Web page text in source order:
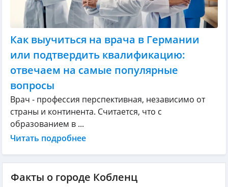
Как выучиться на врача в Германии
или подтвердить квалификацию:
отвечаем на самые популярные
вопросы
Врач - профессия перспективная, независимо от
страны и континента. Считается, что с
образованием в ...
Читать подробнее
Факты о городе Кобленц